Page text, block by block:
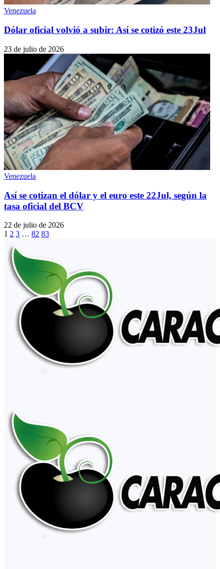
Venezuela
Dólar oficial volvió a subir: Así se cotizó este 23Jul
23 de julio de 2026
Venezuela
Así se cotizan el dólar y el euro este 22Jul, según la
tasa oficial del BCV
22 de julio de 2026
1 2 3 … 82 83